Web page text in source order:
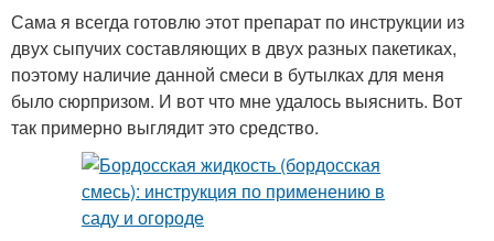
Сама я всегда готовлю этот препарат по инструкции из
двух сыпучих составляющих в двух разных пакетиках,
поэтому наличие данной смеси в бутылках для меня
было сюрпризом. И вот что мне удалось выяснить. Вот
так примерно выглядит это средство.